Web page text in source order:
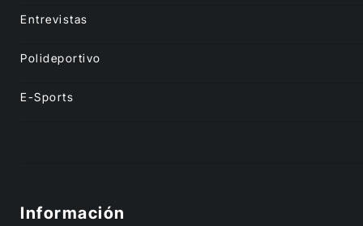
Entrevistas
Polideportivo
E-Sports
Información